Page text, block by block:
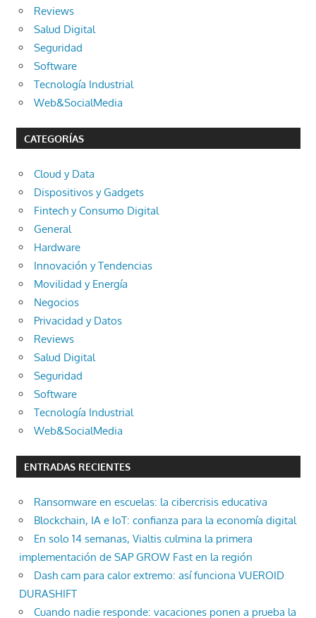
Reviews
Salud Digital
Seguridad
Software
Tecnología Industrial
Web&SocialMedia
CATEGORÍAS
Cloud y Data
Dispositivos y Gadgets
Fintech y Consumo Digital
General
Hardware
Innovación y Tendencias
Movilidad y Energía
Negocios
Privacidad y Datos
Reviews
Salud Digital
Seguridad
Software
Tecnología Industrial
Web&SocialMedia
ENTRADAS RECIENTES
Ransomware en escuelas: la cibercrisis educativa
Blockchain, IA e IoT: confianza para la economía digital
En solo 14 semanas, Vialtis culmina la primera
implementación de SAP GROW Fast en la región
Dash cam para calor extremo: así funciona VUEROID
DURASHIFT
Cuando nadie responde: vacaciones ponen a prueba la